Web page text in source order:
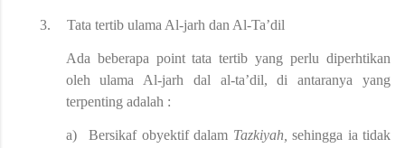
3. Tata tertib ulama Al-jarh dan Al-Ta’dil
Ada beberapa point tata tertib yang perlu diperhtikan
oleh ulama Al-jarh dal al-ta’dil, di antaranya yang
terpenting adalah :
a) Bersikaf obyektif dalam Tazkiyah,sehingga ia tidak